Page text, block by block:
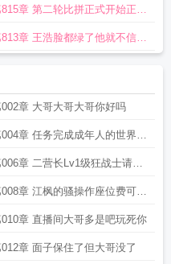
汤的醇
章 第二轮比拼正式开始正宗
腐章 王浩脸都绿了他就不信了
章 大哥大哥大哥你好吗
章 任务完成成年人的世界不
眼泪章 二营长Lv1级狂战士请求
章 江枫的骚操作座位费可不
便要的
章 直播间大哥多是吧玩死你
章 面子保住了但大哥没了